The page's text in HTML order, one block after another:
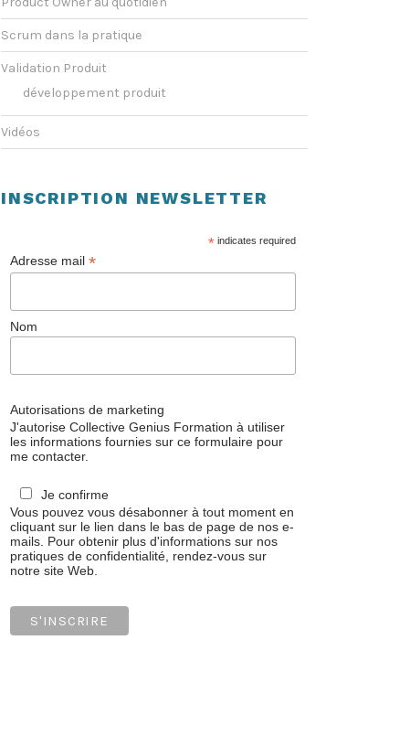
Scrum dans la pratique
Validation Produit
développement produit
Vidéos
INSCRIPTION NEWSLETTER
*indicates required
Adresse mail*
Nom
Autorisations de marketing
J'autorise Collective Genius Formation à utiliser
les informations fournies sur ce formulaire pour
me contacter.
Je confirme
Vous pouvez vous désabonner à tout moment en
cliquant sur le lien dans le bas de page de nos e-
mails. Pour obtenir plus d'informations sur nos
pratiques de confidentialité, rendez-vous sur
notre site Web.